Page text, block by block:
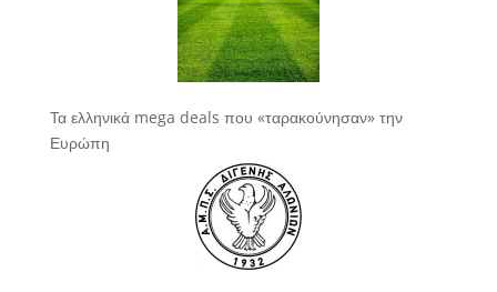
Τα ελληνικά mega deals που «ταρακούνησαν» την
Ευρώπη